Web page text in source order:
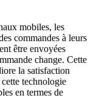
mobiles, les
commandes à leurs
être envoyées
change. Cette
la satisfaction
technologie
en termes de